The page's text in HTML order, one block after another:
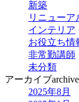
新築
リニューア
インテリア
お役立ち情
非常勤講師
未分類
アーカイブarchive
2025年8月